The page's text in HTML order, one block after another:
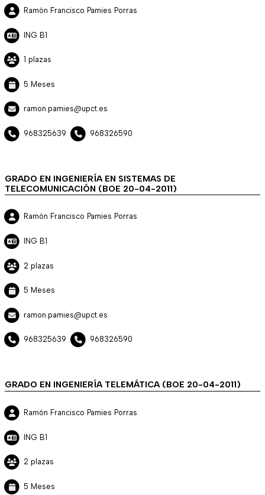
Ramón Francisco Pamies Porras
ING B1
1 plazas
5 Meses
ramon.pamies@upct.es
968325639 968326590
GRADO EN INGENIERÍA EN SISTEMAS DE
TELECOMUNICACIÓN (BOE 20-04-2011)
Ramón Francisco Pamies Porras
ING B1
2 plazas
5 Meses
ramon.pamies@upct.es
968325639 968326590
GRADO EN INGENIERÍA TELEMÁTICA (BOE 20-04-2011)
Ramón Francisco Pamies Porras
ING B1
2 plazas
5 Meses